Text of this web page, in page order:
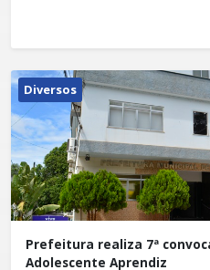
Diversos
Prefeitura realiza 7ª
Adolescente Aprendiz